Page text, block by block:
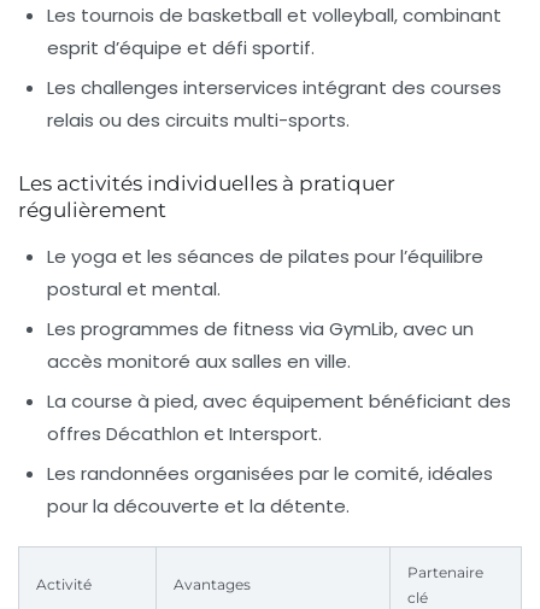
Les tournois de basketball et volleyball, combinant
esprit d’équipe et défi sportif.
Les challenges interservices intégrant des courses
relais ou des circuits multi-sports.
Les activités individuelles à pratiquer
régulièrement
Le yoga et les séances de pilates pour l’équilibre
postural et mental.
Les programmes de fitness via GymLib, avec un
accès monitoré aux salles en ville.
La course à pied, avec équipement bénéficiant des
offres Décathlon et Intersport.
Les randonnées organisées par le comité, idéales
pour la découverte et la détente.
Activité Avantages
Partenaire
clé